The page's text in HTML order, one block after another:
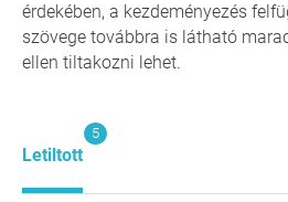
érdekében, a kezdeményezés
szövege továbbra is látható
ellen tiltakozni lehet.
Letiltott
5